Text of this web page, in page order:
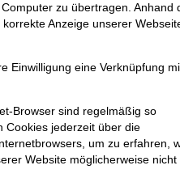
zu übertragen. Anhand
Anzeige unserer
Einwilligung eine Verknüpfung
Browser sind regelmäßig so
Cookies jederzeit über die
um zu erfahren,
Website möglicherweise nicht